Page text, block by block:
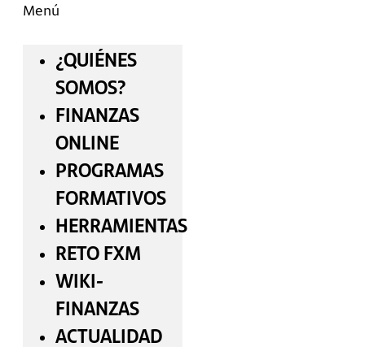
Menú
¿QUIÉNES
SOMOS?
FINANZAS
ONLINE
PROGRAMAS
FORMATIVOS
HERRAMIENTAS
RETO FXM
WIKI-
FINANZAS
ACTUALIDAD